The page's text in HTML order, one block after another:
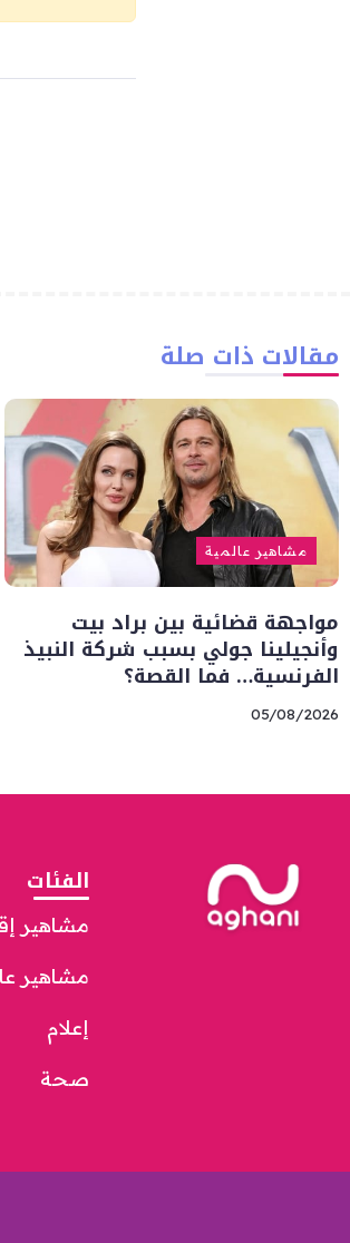
مقالات ذات صلة
مشاهير عالمية
مواجهة قضائية بين براد بيت
وأنجيلينا جولي بسبب شركة النبيذ
الفرنسية… فما القصة؟
05/08/2026
الفئات
مشاهير
مشاهير
إعلام
صحة